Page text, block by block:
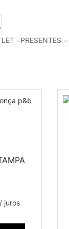
PRESENTES
juros